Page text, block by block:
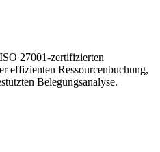
27001-zertifizierten
effizienten Ressourcenbuchung,
Belegungsanalyse.